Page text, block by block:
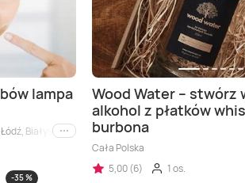
lampa
Białystok, Bydgoszcz, Częstochowa, Gdańsk,
i inne
-35 %
Wood Water – stwórz
alkohol z płatków
burbona
Cała Polska
5,00 (6)
1 os.